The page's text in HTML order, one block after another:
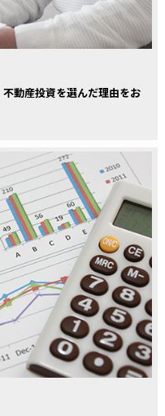
動産投資を選んだ理由をお